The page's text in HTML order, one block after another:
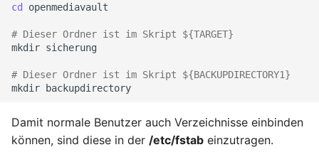
Januar 2023
Dezember 2022
cd
openmediavault
# Dieser Ordner ist im Skript ${TARGET}
mkdir sicherung
# Dieser Ordner ist im Skript ${BACKUPDIRECTORY1}
mkdir
Damit normale Benutzer auch Verzeichnisse einbinden
können, sind diese in der /etc/fstab einzutragen.